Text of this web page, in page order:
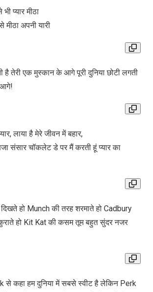
प्यार मीठा
मीठा अपनी यारी
तेरी एक मुस्कान के आगे पूरी दुनिया छोटी लगती
लाया है मेरे जीवन में बहार,
संसार चॉकलेट डे पर मैं करती हूं प्यार का
हो Munch की तरह शरमाते हो Cadbury
हो Kit Kat की कसम तूम बहुत सुंदर नजर
से कहा हम दुनिया में सबसे स्वीट है लेकिन Perk